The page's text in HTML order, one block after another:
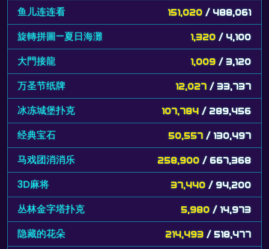
鱼儿连连看 151,020 / 488,061
旋轉拼圖—夏日海灘 1,320 / 4,100
大門接龍 1,009 / 3,120
万圣节纸牌 12,027 / 33,737
冰冻城堡扑克 107,784 / 289,456
经典宝石 50,557 / 130,497
马戏团消消乐 258,900 / 667,368
3D麻将 37,440 / 94,200
丛林金字塔扑克 5,980 / 14,973
隐藏的花朵 214,493 / 518,477